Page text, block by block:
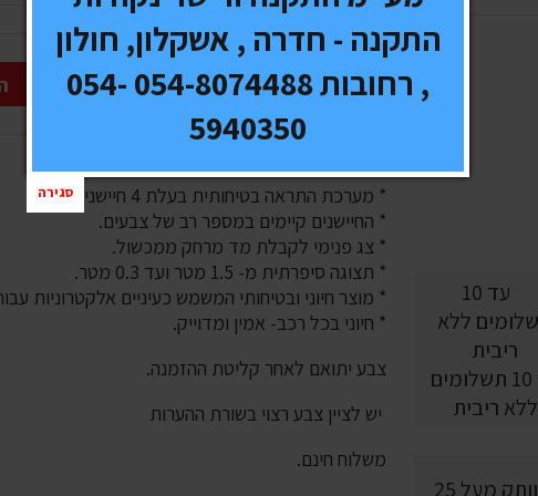
עד 10 תשלומים
ללא ריבית
* מערכת התראה בטיחותית בעלת 4 חיישני רוורס.
* החיישנים קיימים במספר רב של צבעים.
* צג פנימי לקבלת מד מרחק ממכשול.
* תצוגה סיפרתית מ- 1.5 מטר ועד 0.3 מטר.
* מוצר חיוני ובטיחותי המשמש כעיניים אלקטרוניות
* חיוני בכל רכב- אמין ומדוייק.
צבע יתואם לאחר קליטת ההזמנה.
יש לציין צבע רצוי בשורת ההערות
משלוח חינם.
התקנה - חדרה , אשקלון, חולון
, רחובות 054-8074488 054-
5940350
סגירה